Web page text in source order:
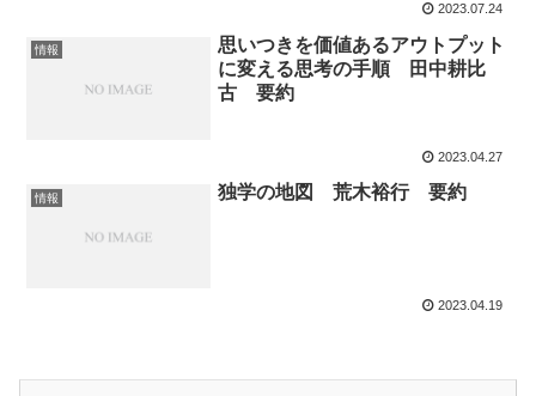
2023.07.24
情報
思いつきを価値あるアウトプット
に変える思考の手順 田中耕比
古 要約
2023.04.27
情報 独学の地図 荒木裕行 要約
2023.04.19